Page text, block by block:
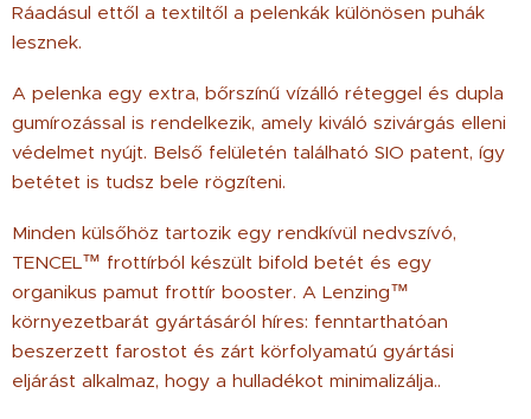
Ráadásul ettől a textiltől a pelenkák különösen puhák
lesznek.
A pelenka egy extra, bőrszínű vízálló réteggel és dupla
gumírozással is rendelkezik, amely kiváló szivárgás elleni
védelmet nyújt. Belső felületén található SIO patent, így
betétet is tudsz bele rögzíteni.
Minden külsőhöz tartozik egy rendkívül nedvszívó,
TENCEL™ frottírból készült bifold betét és egy
organikus pamut frottír booster. A Lenzing™
környezetbarát gyártásáról híres: fenntarthatóan
beszerzett farostot és zárt körfolyamatú gyártási
eljárást alkalmaz, hogy a hulladékot minimalizálja..